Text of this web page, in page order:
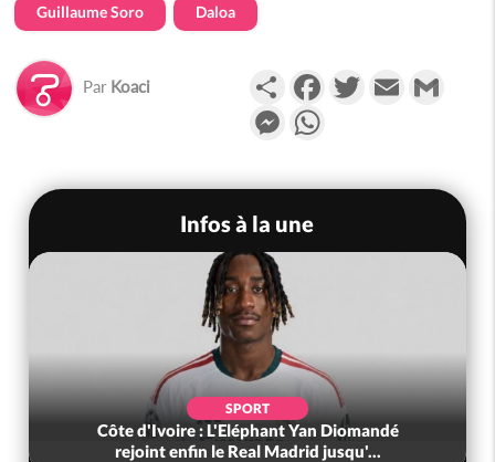
Guillaume Soro Daloa
Par Koaci PartagerFacebookTwitterEmail
Messenger
Infos à la une
POLITIQUE
Côte d'Ivoire : PDCI, « affaire paiement des 10
ans d'arriérés » de Thiam a...